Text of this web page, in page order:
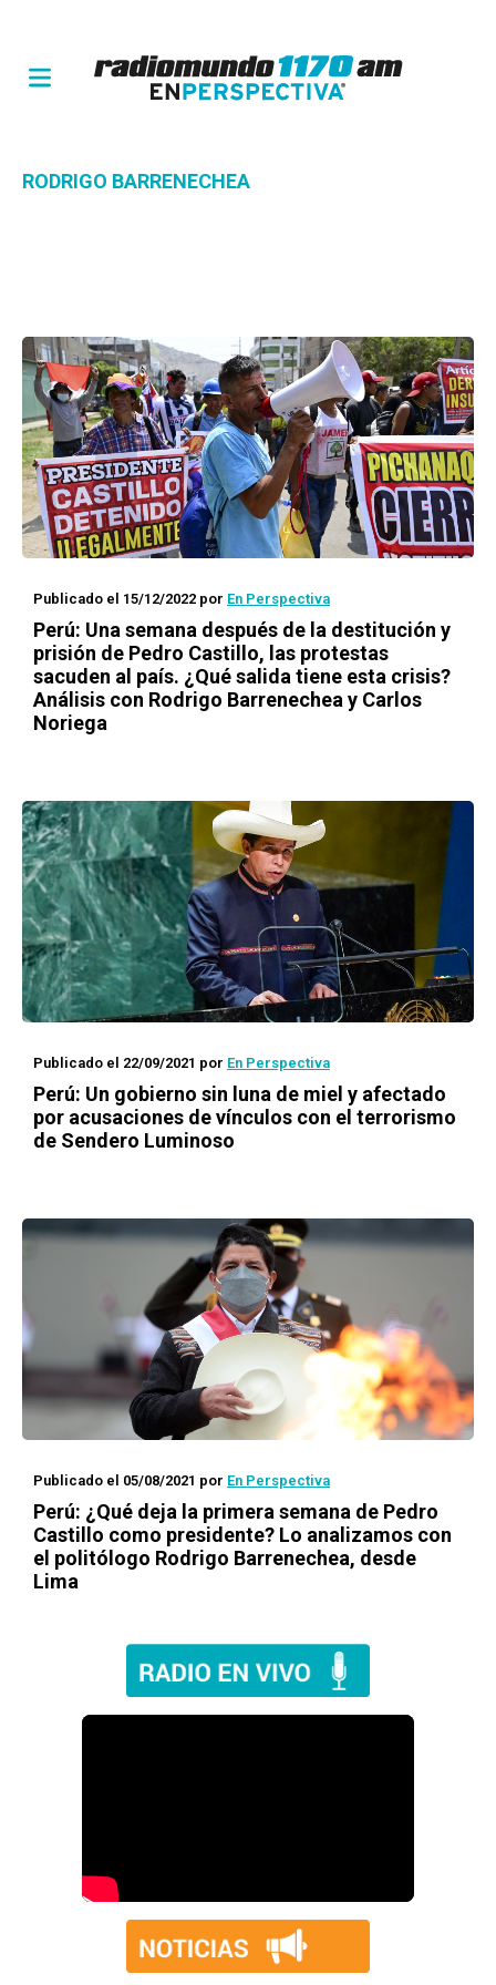
RODRIGO BARRENECHEA
Publicado el 15/12/2022 por En Perspectiva
Perú: Una semana después de la destitución y
prisión de Pedro Castillo, las protestas
sacuden al país. ¿Qué salida tiene esta crisis?
Análisis con Rodrigo Barrenechea y Carlos
Noriega
Publicado el 22/09/2021 por En Perspectiva
Perú: Un gobierno sin luna de miel y afectado
por acusaciones de vínculos con el terrorismo
de Sendero Luminoso
Publicado el 05/08/2021 por En Perspectiva
Perú: ¿Qué deja la primera semana de Pedro
Castillo como presidente? Lo analizamos con
el politólogo Rodrigo Barrenechea, desde
Lima